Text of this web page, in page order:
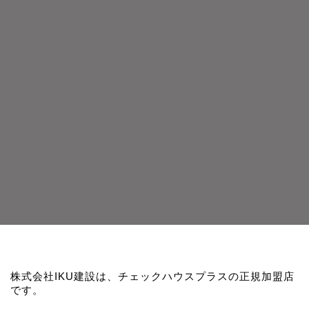
株式会社IKU建設は、チェックハウスプラスの正規加盟店
です。